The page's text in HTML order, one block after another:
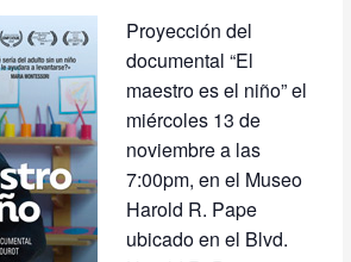
Proyección del
documental “El
maestro es el niño” el
miércoles 13 de
noviembre a las
7:00pm, en el Museo
Harold R. Pape
ubicado en el Blvd.